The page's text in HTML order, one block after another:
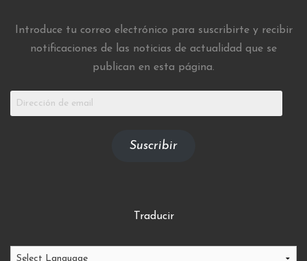
Introduce tu correo electrónico para suscribirte y recibir
notificaciones de las noticias de actualidad que se
publican en esta página.
Dirección
Suscribir
Traducir